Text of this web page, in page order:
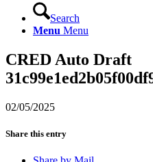
Search
Menu Menu
CRED Auto Draft
02/05/2025
Share this entry